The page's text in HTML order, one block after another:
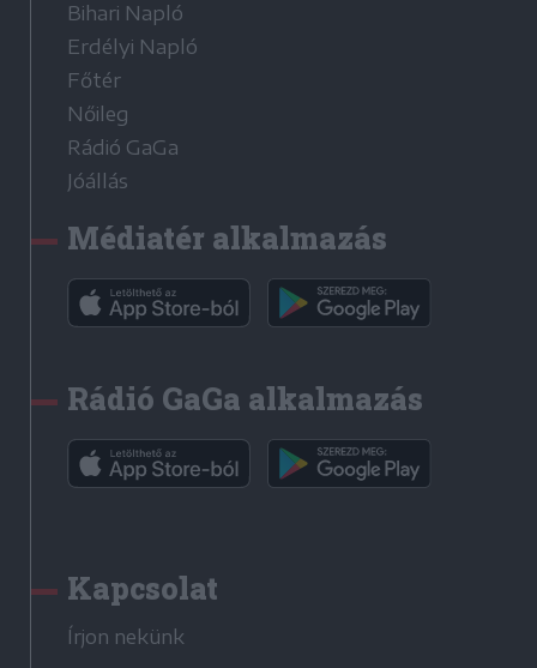
Bihari Napló
Erdélyi Napló
Főtér
Nőileg
Rádió GaGa
Jóállás
Médiatér alkalmazás
Rádió GaGa alkalmazás
Kapcsolat
Írjon nekünk